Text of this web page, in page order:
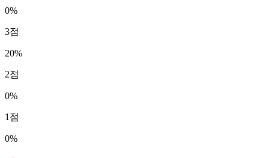
0%
3점
20%
2점
0%
1 점
0%